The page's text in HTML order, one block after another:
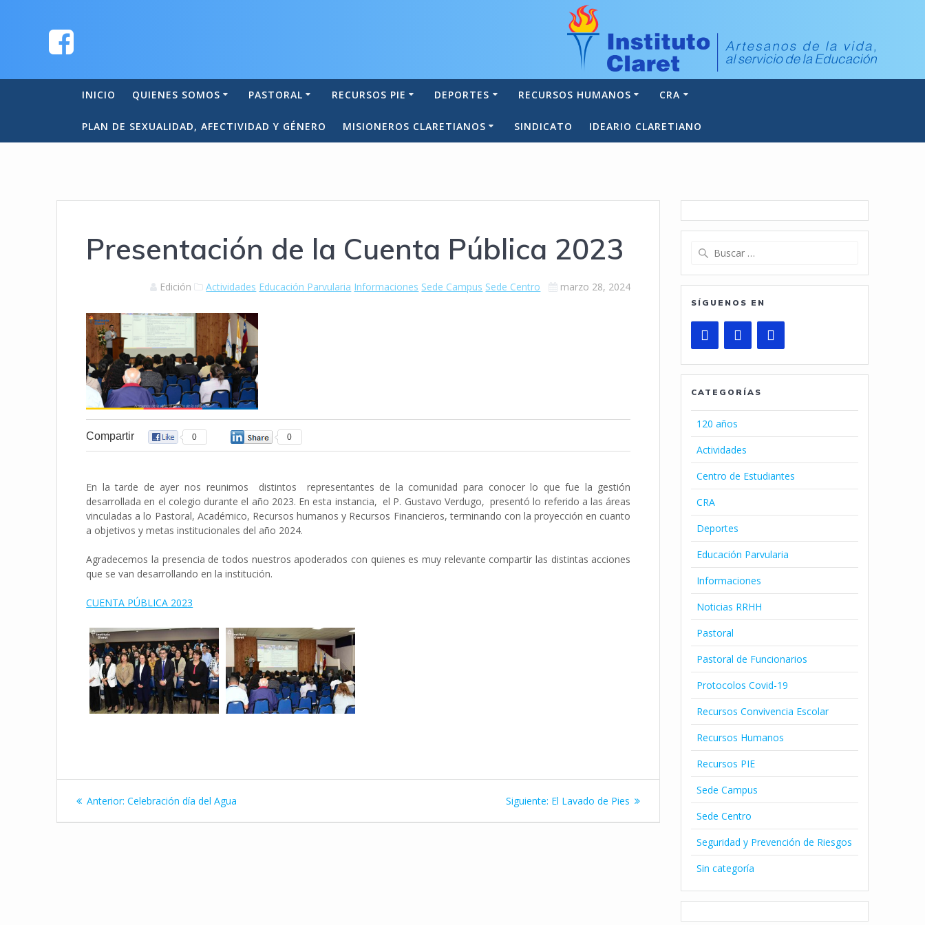
INICIO QUIENES SOMOS PASTORAL RECURSOS PIE DEPORTES RECURSOS HUMANOS CRA
PLAN DE SEXUALIDAD, AFECTIVIDAD Y GÉNERO MISIONEROS CLARETIANOS SINDICATO IDEARIO CLARETIANO
Presentación de la Cuenta Pública 2023
Edición Actividades Educación Parvularia Informaciones Sede Campus Sede Centro marzo 28, 2024
Compartir 0 0
En la tarde de ayer nos reunimos distintos representantes de la comunidad para conocer lo que fue la gestión
desarrollada en el colegio durante el año 2023. En esta instancia, el P. Gustavo Verdugo, presentó lo referido a las áreas
vinculadas a lo Pastoral, Académico, Recursos humanos y Recursos Financieros, terminando con la proyección en cuanto
a objetivos y metas institucionales del año 2024.
Agradecemos la presencia de todos nuestros apoderados con quienes es muy relevante compartir las distintas acciones
que se van desarrollando en la institución.
CUENTA PÚBLICA 2023
Navegación
de
Anterior: Entrada
Celebración día del Agua Siguiente: Siguiente
El Lavado de Pies
Buscar:
SÍGUENOS EN
CATEGORÍAS
120 años
Actividades
Centro de Estudiantes
CRA
Deportes
Educación Parvularia
Informaciones
Noticias RRHH
Pastoral
Pastoral de Funcionarios
Protocolos Covid-19
Recursos Convivencia Escolar
Recursos Humanos
Recursos PIE
Sede Campus
Sede Centro
Seguridad y Prevención de Riesgos
Sin categoría